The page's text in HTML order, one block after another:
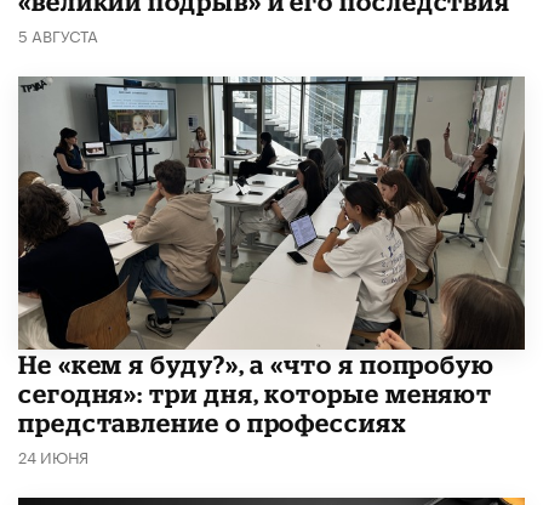
5 АВГУСТА
Не «кем я буду?», а «что я попробую
сегодня»: три дня, которые меняют
представление о профессиях
24 ИЮНЯ